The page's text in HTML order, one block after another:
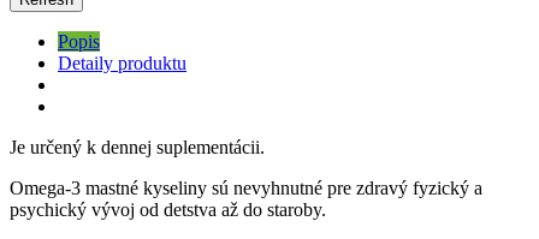
Popis
Detaily produktu
Je určený k dennej suplementácii.
Omega-3 mastné kyseliny sú nevyhnutné pre zdravý fyzický a
psychický vývoj od detstva až do staroby.